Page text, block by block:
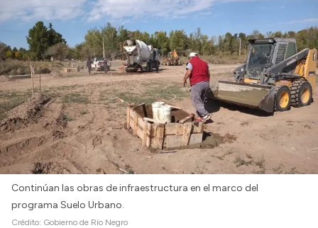
Continúan las obras de infraestructura en el marco del
programa Suelo Urbano.
Crédito: Gobierno de Río Negro